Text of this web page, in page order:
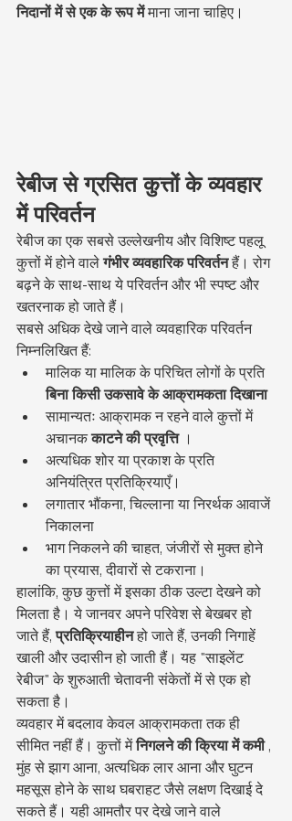
निदानों में से एक के रूप में माना जाना चाहिए।
रेबीज से ग्रसित कुत्तों के व्यवहार
में परिवर्तन
रेबीज का एक सबसे उल्लेखनीय और विशिष्ट पहलू
कुत्तों में होने वाले गंभीर व्यवहारिक परिवर्तन हैं। रोग
बढ़ने के साथ-साथ ये परिवर्तन और भी स्पष्ट और
खतरनाक हो जाते हैं।
सबसे अधिक देखे जाने वाले व्यवहारिक परिवर्तन
निम्नलिखित हैं:
मालिक या मालिक के परिचित लोगों के प्रति
बिना किसी उकसावे के आक्रामकता दिखाना
सामान्यतः आक्रामक न रहने वाले कुत्तों में
अचानक काटने की प्रवृत्ति ।
अत्यधिक शोर या प्रकाश के प्रति
अनियंत्रित प्रतिक्रियाएँ।
लगातार भौंकना, चिल्लाना या निरर्थक आवाजें
निकालना
भाग निकलने की चाहत, जंजीरों से मुक्त होने
का प्रयास, दीवारों से टकराना।
हालांकि, कुछ कुत्तों में इसका ठीक उल्टा देखने को
मिलता है। ये जानवर अपने परिवेश से बेखबर हो
जाते हैं, प्रतिक्रियाहीन हो जाते हैं, उनकी निगाहें
खाली और उदासीन हो जाती हैं। यह "साइलेंट
रेबीज" के शुरुआती चेतावनी संकेतों में से एक हो
सकता है।
व्यवहार में बदलाव केवल आक्रामकता तक ही
सीमित नहीं हैं। कुत्तों में निगलने की क्रिया में कमी ,
मुंह से झाग आना, अत्यधिक लार आना और घुटन
महसूस होने के साथ घबराहट जैसे लक्षण दिखाई दे
सकते हैं। यही आमतौर पर देखे जाने वाले